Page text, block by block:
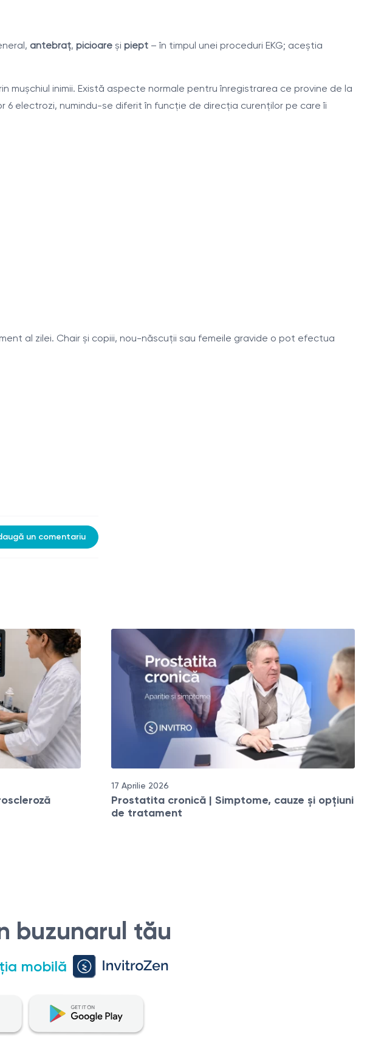
antebraţ, picioare şi piept – în timpul unei proceduri EKG; aceştia
muşchiul inimii. Există aspecte normale pentru înregistrarea ce provine de la
electrozi, numindu-se diferit în funcţie de direcţia curenţilor pe care îi
al zilei. Chair şi copiii, nou-născuţii sau femeile gravide o pot efectua
un comentariu
17 Aprilie 2026
Prostatita cronică | Simptome, cauze și opțiuni
de tratament
buzunarul tău
mobilă